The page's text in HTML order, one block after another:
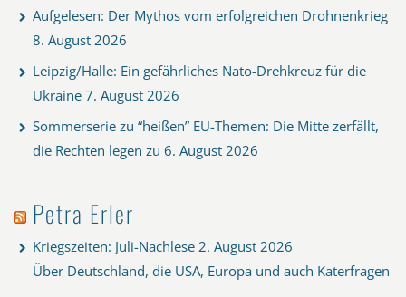
Aufgelesen: Der Mythos vom erfolgreichen Drohnenkrieg
8. August 2026
Leipzig/Halle: Ein gefährliches Nato-Drehkreuz für die
Ukraine 7. August 2026
Sommerserie zu “heißen” EU-Themen: Die Mitte zerfällt,
die Rechten legen zu 6. August 2026
Petra Erler
Kriegszeiten: Juli-Nachlese 2. August 2026
Über Deutschland, die USA, Europa und auch Katerfragen